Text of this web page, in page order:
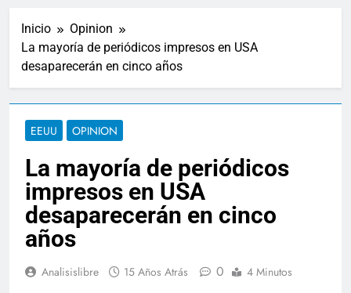
Inicio
Opinion
La mayoría de periódicos impresos en USA
desaparecerán en cinco años
EEUU OPINION
La mayoría de periódicos
impresos en USA
desaparecerán en cinco
años
Analisislibre 15 Años Atrás 0 4 Minutos